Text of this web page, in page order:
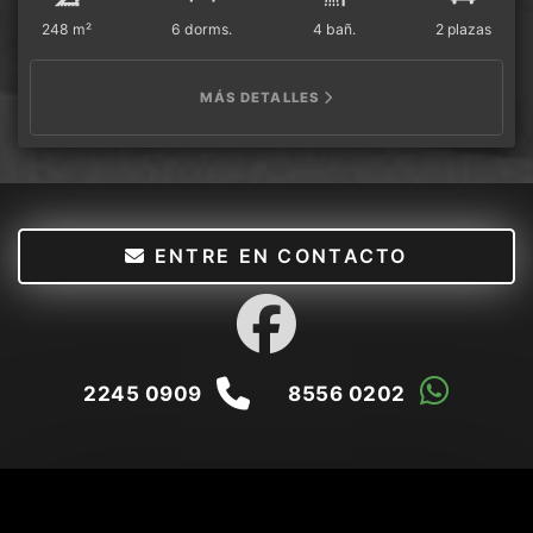
248 m² 6 dorms. 4 bañ. 2 plazas
MÁS DETALLES
ENTRE EN CONTACTO
2245 0909 8556 0202